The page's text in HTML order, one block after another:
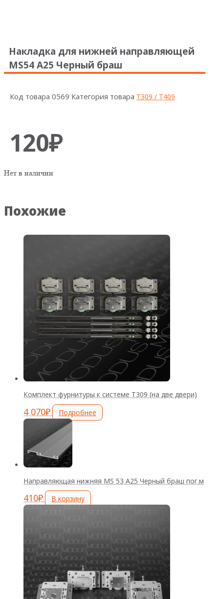
Накладка для нижней направляющей
MS54 А25 Черный браш
Код товара 0569 Категория товара Т309 / Т409
120₽
Нет в наличии
Похожие
Комплект фурнитуры к системе Т309 (на две двери)
4 070₽ Подробнее
Направляющая нижняя MS 53 А25 Черный браш пог.м
410₽ В корзину